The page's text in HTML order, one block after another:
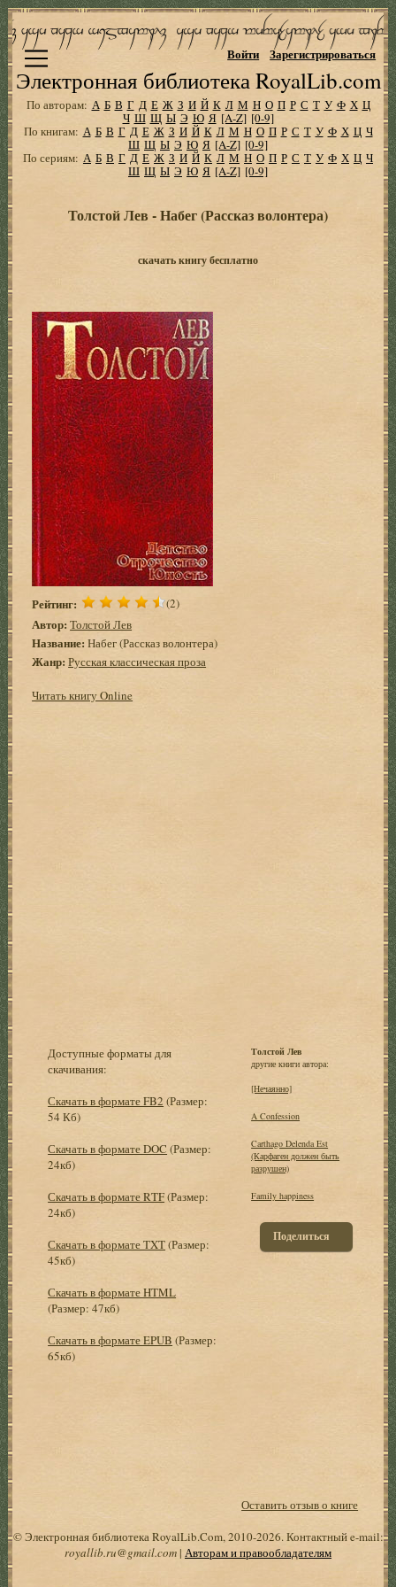
Электронная библиотека RoyalLib.com
Войти Зарегистрироваться
По авторам: А Б В Г Д Е Ж З И Й К Л М Н О П Р С Т У Ф Х Ц
Ч Ш Щ Ы Э Ю Я [A-Z] [0-9]
По книгам: А Б В Г Д Е Ж З И Й К Л М Н О П Р С Т У Ф Х Ц Ч
Ш Щ Ы Э Ю Я [A-Z] [0-9]
По сериям: А Б В Г Д Е Ж З И Й К Л М Н О П Р С Т У Ф Х Ц Ч
Ш Щ Ы Э Ю Я [A-Z] [0-9]
Толстой Лев - Набег (Рассказ волонтера)
скачать книгу бесплатно
Рейтинг: (2)
Автор: Толстой Лев
Название: Набег (Рассказ волонтера)
Жанр: Русская классическая проза
Читать книгу Online
Доступные форматы для
скачивания:
Скачать в формате FB2 (Размер:
54 Кб)
Скачать в формате DOC (Размер:
24кб)
Скачать в формате RTF(Размер:
24кб)
Скачать в формате TXT(Размер:
45кб)
Скачать в формате HTML
(Размер: 47кб)
Скачать в формате EPUB (Размер:
65кб)
Толстой Лев
другие книги автора:
[Нечаянно]
A Confession
Carthago Delenda Est
(Карфаген должен быть
разрушен)
Family happiness
Поделиться
Оставить отзыв о книге
© Электронная библиотека RoyalLib.Com, 2010-2026. Контактный e-mail:
royallib.ru@gmail.com| Авторам и правообладателям